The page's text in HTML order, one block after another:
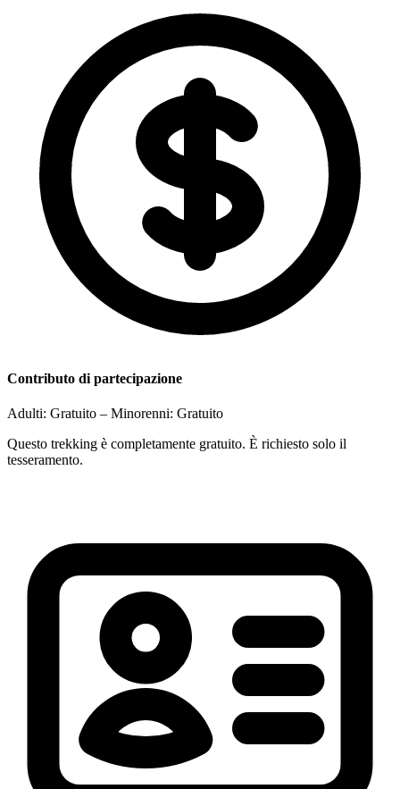
Contributo di partecipazione
Adulti: Gratuito – Minorenni: Gratuito
Questo trekking è completamente gratuito. È richiesto solo il
tesseramento.